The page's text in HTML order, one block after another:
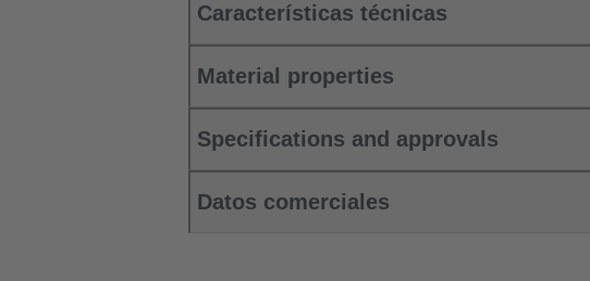
Características técnicas
Material properties
Specifications and approvals
Datos comerciales